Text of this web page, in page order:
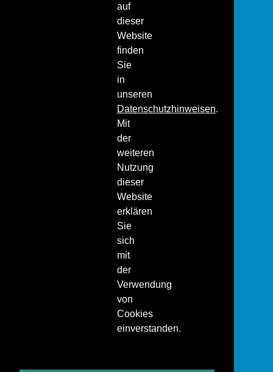
auf
dieser
Website
finden
Sie
in
unseren
Datenschutzhinweisen.
Mit
der
weiteren
Nutzung
dieser
Website
erklären
Sie
sich
mit
der
Verwendung
von
Cookies
einverstanden.